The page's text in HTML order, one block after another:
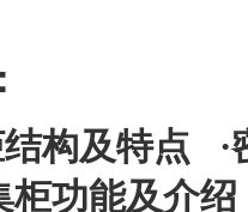
构及特点 ·
柜功能及介绍